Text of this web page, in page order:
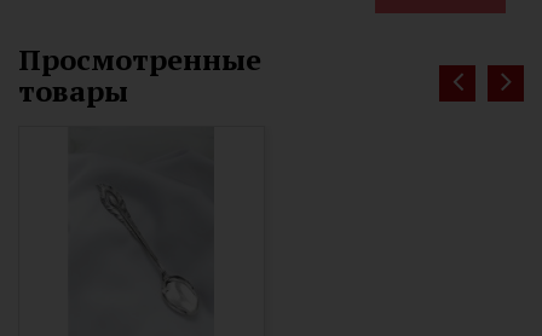
Просмотренные
товары